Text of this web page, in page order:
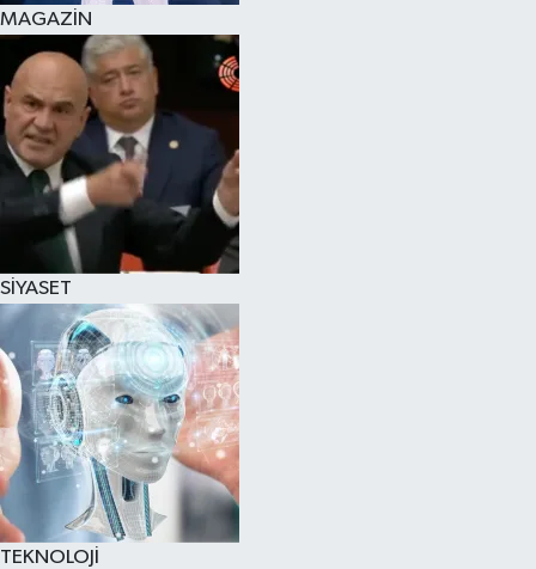
MAGAZİN
SİYASET
TEKNOLOJİ